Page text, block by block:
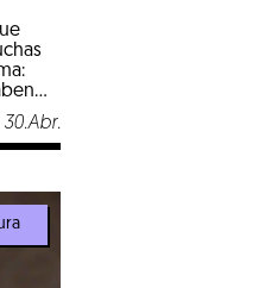
una
30.Abr.